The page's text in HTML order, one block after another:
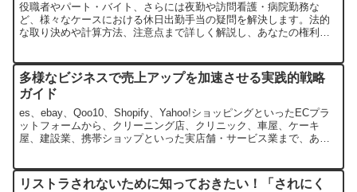
役職者やパート・バイト、さらには夜勤や訪問看護・病院勤務な
ど、様々なケースにおける休日出勤手当の疑問を解決します。法的
な取り決めや計算方法、注意点まで詳しく解説し、あなたの権利を
多様なビジネスで売上アップを加速させる実践的戦略
ガイド
es、ebay、Qoo10、Shopify、Yahoo!ショッピングといったECプラ
ットフォームから、クリーニング店、クリニック、車屋、ケーキ
屋、建設業、携帯ショップといった実店舗・サービス業まで、あら
ータ活用まで、具体的なアプローチをご紹介。
リストラされないために知っておきたい！「されにく